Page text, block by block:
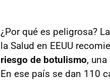
¿Por qué es peligrosa?
la Salud en EEUU
riesgo de botulismo,
En ese país se dan 110